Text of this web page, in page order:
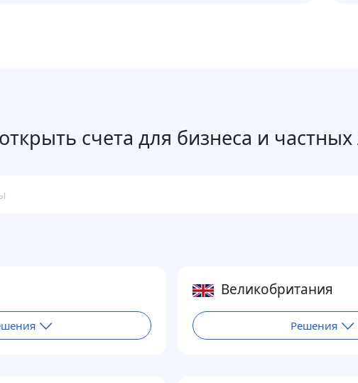
счета для бизнеса и
Великобритания
Решения